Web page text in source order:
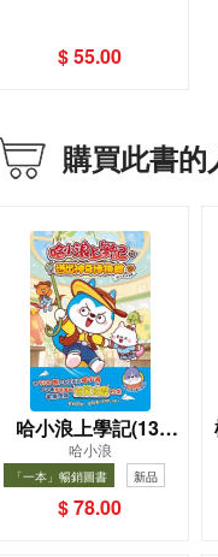
$ 55.00
購買此書的
哈小浪上學記(13)
——逃出神奇博物館
哈小浪
「一本」暢銷圖書
新品
暢銷
$ 78.00